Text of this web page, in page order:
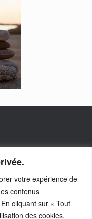
votre expérience de
contenus
cliquant sur « Tout
des cookies.